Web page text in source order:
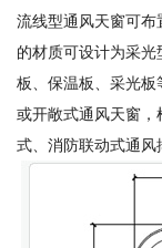
流线型通风天窗可布
的材质可设计为采
板、保温板、采光板
或开敞式通风天窗
式、消防联动式通风